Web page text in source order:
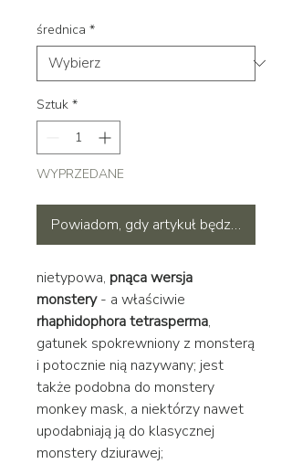
średnica *
Sztuk *
WYPRZEDANE
Powiadom, gdy artykuł będzie
nietypowa, pnąca wersja
monstery- a właściwie
rhaphidophora tetrasperma,
gatunek spokrewniony z monsterą
i potocznie nią nazywany; jest
także podobna do monstery
monkey mask, a niektórzy nawet
upodabniają ją do klasycznej
monstery dziurawej;